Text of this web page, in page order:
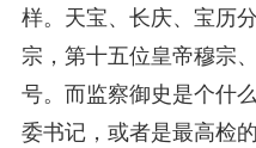
样。天宝、长庆、宝历
宗，第十五位皇帝穆宗
号。而监察御史是个什
委书记，或者是最高检